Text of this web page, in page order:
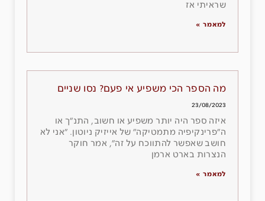
שראיתי אז
למאמר »
מה הספר הכי משפיע אי פעם? נסו שניים
23/08/2023
איזה ספר היה יותר משפיע או חשוב, התנ״ך או
ה״פרינקיפיה מתמטיקה״ של אייזיק ניוטון. ״אני לא
חושב שאפשר להתווכח על זה״, אמר חוקר
הנצרות בארט ארמן
למאמר »